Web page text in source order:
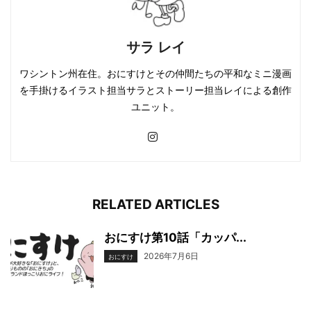
サラ レイ
ワシントン州在住。おにすけとその仲間たちの平和なミニ漫画
を手掛けるイラスト担当サラとストーリー担当レイによる創作
ユニット。
RELATED ARTICLES
おにすけ第10話「カッパ...
おにすけ 2026年7月6日